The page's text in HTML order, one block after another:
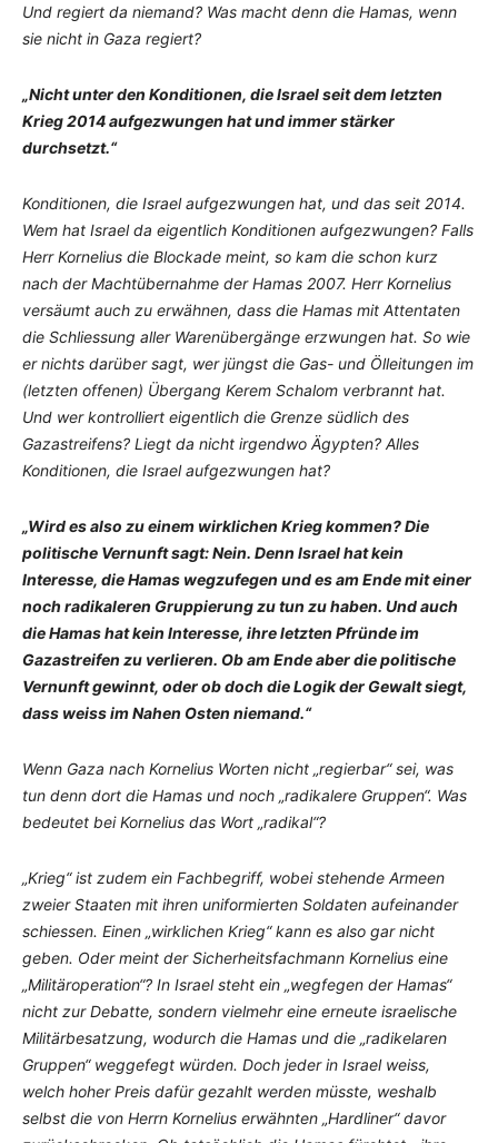
Und regiert da niemand? Was macht denn die Hamas, wenn
sie nicht in Gaza regiert?
„Nicht unter den Konditionen, die Israel seit dem letzten
Krieg 2014 aufgezwungen hat und immer stärker
durchsetzt.“
Konditionen, die Israel aufgezwungen hat, und das seit 2014.
Wem hat Israel da eigentlich Konditionen aufgezwungen? Falls
Herr Kornelius die Blockade meint, so kam die schon kurz
nach der Machtübernahme der Hamas 2007. Herr Kornelius
versäumt auch zu erwähnen, dass die Hamas mit Attentaten
die Schliessung aller Warenübergänge erzwungen hat. So wie
er nichts darüber sagt, wer jüngst die Gas- und Ölleitungen im
(letzten offenen) Übergang Kerem Schalom verbrannt hat.
Und wer kontrolliert eigentlich die Grenze südlich des
Gazastreifens? Liegt da nicht irgendwo Ägypten? Alles
Konditionen, die Israel aufgezwungen hat?
„Wird es also zu einem wirklichen Krieg kommen? Die
politische Vernunft sagt: Nein. Denn Israel hat kein
Interesse, die Hamas wegzufegen und es am Ende mit einer
noch radikaleren Gruppierung zu tun zu haben. Und auch
die Hamas hat kein Interesse, ihre letzten Pfründe im
Gazastreifen zu verlieren. Ob am Ende aber die politische
Vernunft gewinnt, oder ob doch die Logik der Gewalt siegt,
dass weiss im Nahen Osten niemand.“
Wenn Gaza nach Kornelius Worten nicht „regierbar“ sei, was
tun denn dort die Hamas und noch „radikalere Gruppen“. Was
bedeutet bei Kornelius das Wort „radikal“?
„Krieg“ ist zudem ein Fachbegriff, wobei stehende Armeen
zweier Staaten mit ihren uniformierten Soldaten aufeinander
schiessen. Einen „wirklichen Krieg“ kann es also gar nicht
geben. Oder meint der Sicherheitsfachmann Kornelius eine
„Militäroperation“? In Israel steht ein „wegfegen der Hamas“
nicht zur Debatte, sondern vielmehr eine erneute israelische
Militärbesatzung, wodurch die Hamas und die „radikelaren
Gruppen“ weggefegt würden. Doch jeder in Israel weiss,
welch hoher Preis dafür gezahlt werden müsste, weshalb
selbst die von Herrn Kornelius erwähnten „Hardliner“ davor